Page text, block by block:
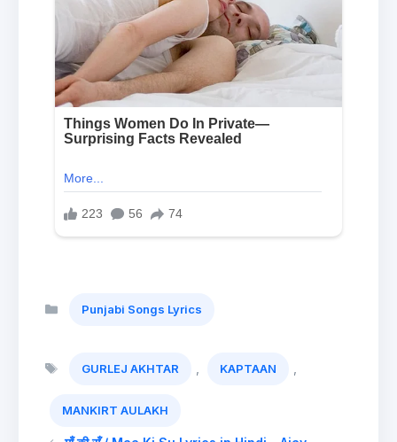
Punjabi Songs Lyrics
GURLEJ AKHTAR KAPTAAN
MANKIRT AULAKH